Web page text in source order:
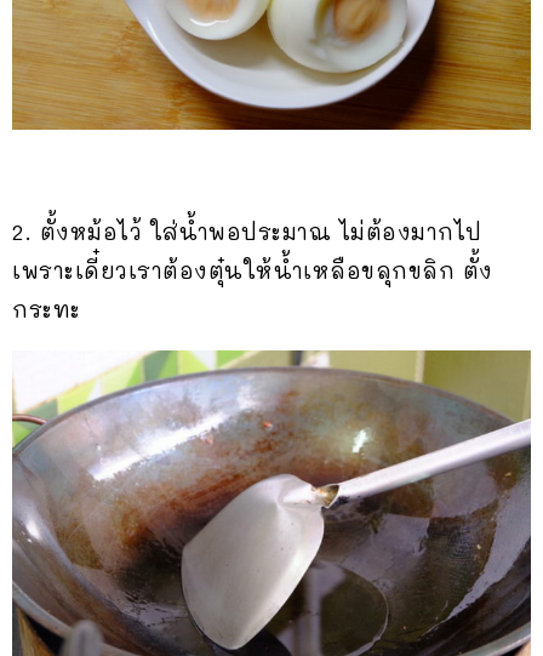
2. ตั้งหม้อไว้ ใส่น้ำพอประมาณ ไม่ต้องมากไป
เพราะเดี๋ยวเราต้องตุ๋นให้น้ำเหลือขลุกขลิก ตั้ง
กระทะ